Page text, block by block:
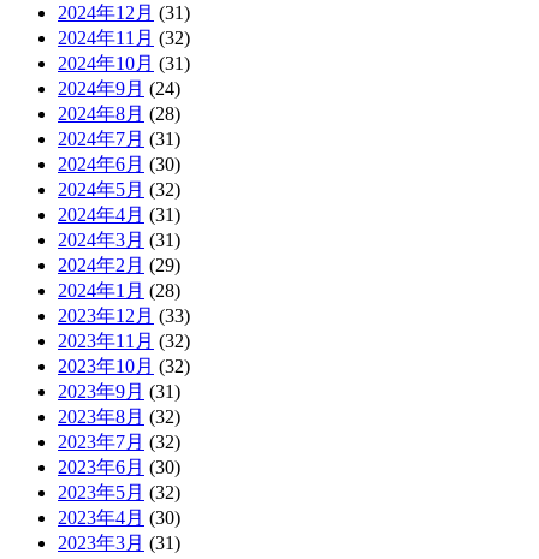
2024年12月 (31)
2024年11月 (32)
2024年10月 (31)
2024年9月 (24)
2024年8月 (28)
2024年7月 (31)
2024年6月 (30)
2024年5月 (32)
2024年4月 (31)
2024年3月 (31)
2024年2月 (29)
2024年1月 (28)
2023年12月 (33)
2023年11月 (32)
2023年10月 (32)
2023年9月 (31)
2023年8月 (32)
2023年7月 (32)
2023年6月 (30)
2023年5月 (32)
2023年4月 (30)
2023年3月 (31)